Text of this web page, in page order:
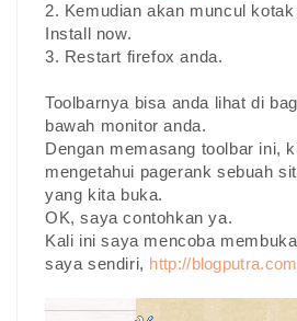
2. Kemudian akan muncul
Install now.
3. Restart firefox anda.
Toolbarnya bisa anda lihat di
bawah monitor anda.
Dengan memasang toolbar ini,
mengetahui pagerank sebuah
yang kita buka.
OK, saya contohkan ya.
Kali ini saya mencoba
saya sendiri, http://blogputra.com